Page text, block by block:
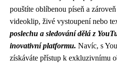
pouštíte oblíbenou píseň a
videoklip, živé vystoupení nebo
poslechu a sledování dělá z
inovativní platformu. Navíc, s
získáváte přístup k exkluzivnímu